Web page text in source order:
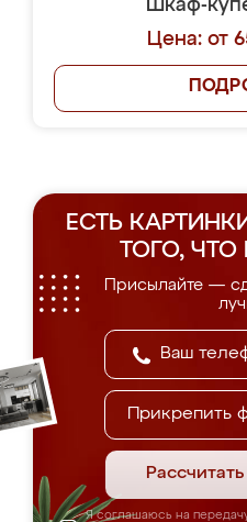
Шкаф-
Цена: от
ЕСТЬ
ТОГО,
Присылайте —
Прикрепить
Я соглашаюсь на